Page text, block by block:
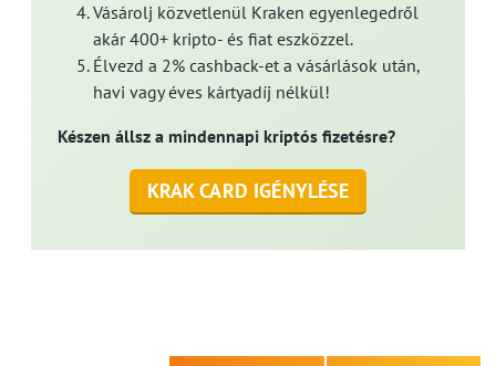
Vásárolj közvetlenül Kraken egyenlegedről
akár 400+ kripto- és fiat eszközzel.
Élvezd a 2% cashback-et a vásárlások után,
havi vagy éves kártyadíj nélkül!
Készen állsz a mindennapi kriptós fizetésre?
KRAK CARD IGÉNYLÉSE